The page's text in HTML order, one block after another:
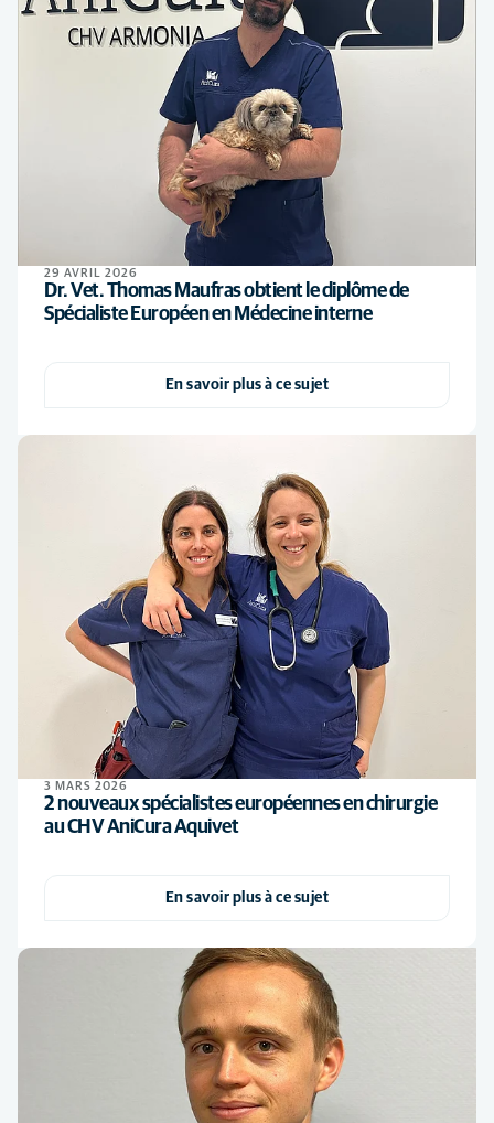
29 AVRIL 2026
Dr. Vet. Thomas Maufras obtient le diplôme de
Spécialiste Européen en Médecine interne
En savoir plus à ce sujet
3 MARS 2026
2 nouveaux spécialistes européennes en chirurgie
au CHV AniCura Aquivet
En savoir plus à ce sujet